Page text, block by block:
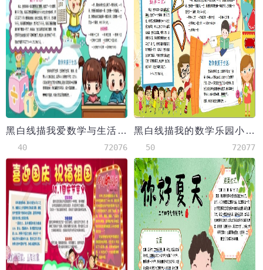
黑白线描我爱数学与生活手抄报word模板
40 72076
黑白线描我的数学乐园小手抄报word模板
50 72077